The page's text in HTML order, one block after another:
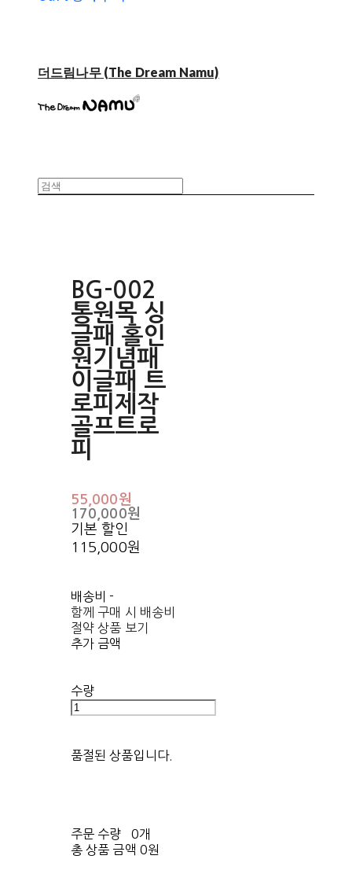
더드림나무 (The Dream Namu)
BG-002
통원목 싱
글패 홀인
원기념패
이글패 트
로피제작
골프트로
피
55,000원
170,000원
기본 할인
115,000원
배송비-
함께 구매 시 배송비
절약 상품 보기
추가 금액
수량
품절된 상품입니다.
주문 수량
0개
총 상품 금액 0원